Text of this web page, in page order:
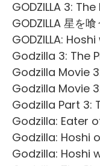
GODZILLA 3:
GODZILLA 星を喰
GODZILLA:
Godzilla 3: The
Godzilla Movie
Godzilla Movie
Godzilla Part 3:
Godzilla: Eater
Godzilla: Hoshi
Godzilla: Hoshi